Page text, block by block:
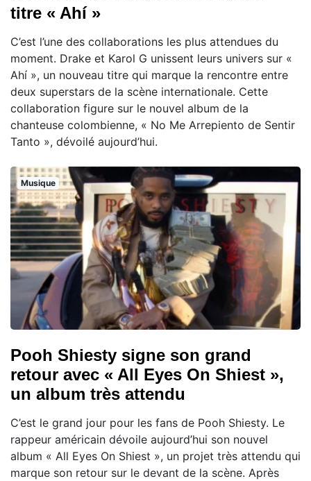
titre « Ahí »
C’est l’une des collaborations les plus attendues du
moment. Drake et Karol G unissent leurs univers sur «
Ahí », un nouveau titre qui marque la rencontre entre
deux superstars de la scène internationale. Cette
collaboration figure sur le nouvel album de la
chanteuse colombienne, « No Me Arrepiento de Sentir
Tanto », dévoilé aujourd’hui.
Musique
Pooh Shiesty signe son grand
retour avec « All Eyes On Shiest »,
un album très attendu
C’est le grand jour pour les fans de Pooh Shiesty. Le
rappeur américain dévoile aujourd’hui son nouvel
album « All Eyes On Shiest », un projet très attendu qui
marque son retour sur le devant de la scène. Après